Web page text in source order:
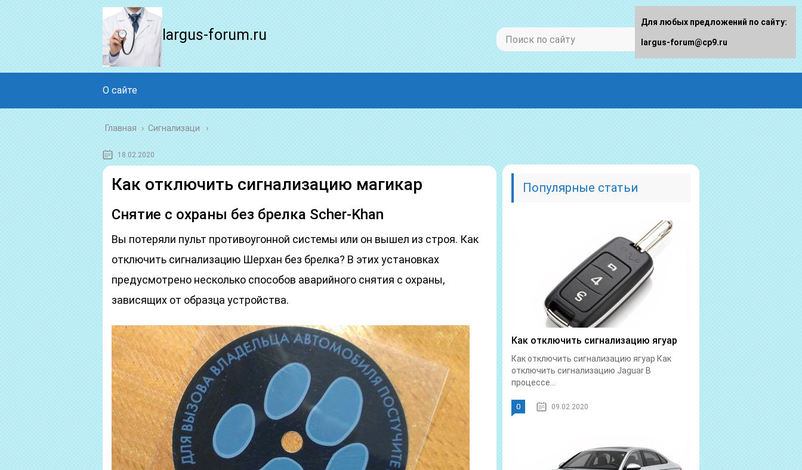
largus-forum.ru
О сайте
Главная › Сигнализаци
18.02.2020
Как отключить сигнализацию магикар
Снятие с охраны без брелка Scher-Khan
Вы потеряли пульт противоугонной системы или он вышел из строя. Как
отключить сигнализацию Шерхан без брелка? В этих установках
предусмотрено несколько способов аварийного снятия с охраны,
зависящих от образца устройства.
Популярные статьи
Как отключить сигнализацию ягуар
Как отключить сигнализацию ягуар Как
отключить сигнализацию Jaguar В
процессе...
0 09.02.2020
Для любых предложений по сайту:
largus-forum@cp9.ru